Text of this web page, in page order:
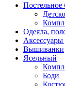
Постельное
Одеяла,
Аксессуары
Вышиванки
Ясельный
Боди